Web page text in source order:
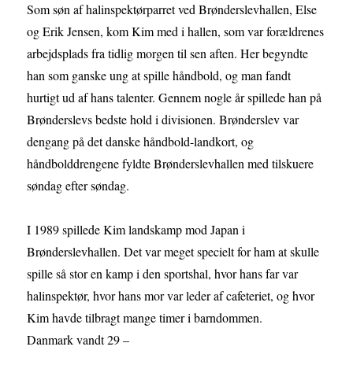
Som søn af halinspektørparret ved Brønderslevhallen, Else
og Erik Jensen, kom Kim med i hallen, som var forældrenes
arbejdsplads fra tidlig morgen til sen aften. Her begyndte
han som ganske ung at spille håndbold, og man fandt
hurtigt ud af hans talenter. Gennem nogle år spillede han på
Brønderslevs bedste hold i divisionen. Brønderslev var
dengang på det danske håndbold-landkort, og
håndbolddrengene fyldte Brønderslevhallen med tilskuere
søndag efter søndag.
I 1989 spillede Kim landskamp mod Japan i
Brønderslevhallen. Det var meget specielt for ham at skulle
spille så stor en kamp i den sportshal, hvor hans far var
halinspektør, hvor hans mor var leder af cafeteriet, og hvor
Kim havde tilbragt mange timer i barndommen.
Danmark vandt 29 –